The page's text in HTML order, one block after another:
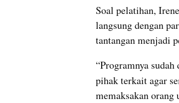
Soal pelatihan,
langsung dengan
tantangan menjadi
“Programnya
pihak terkait agar
memaksakan